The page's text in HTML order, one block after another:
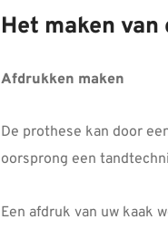
Het maken
Afdrukken maken
De prothese kan door
oorsprong een
Een afdruk van uw kaak